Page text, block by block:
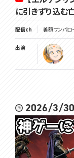
に引きずり込む
配信ch 善額サンパ
出演
2026/3/